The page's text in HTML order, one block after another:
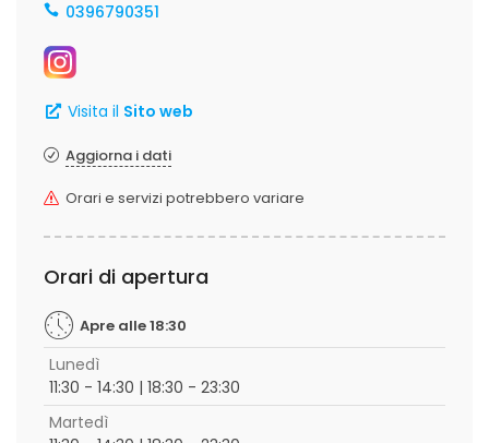
0396790351
Visita il Sito web
Aggiorna i dati
Orari e servizi potrebbero variare
Orari di apertura
Apre alle 18:30
Lunedì
11:30 - 14:30 | 18:30 - 23:30
Martedì